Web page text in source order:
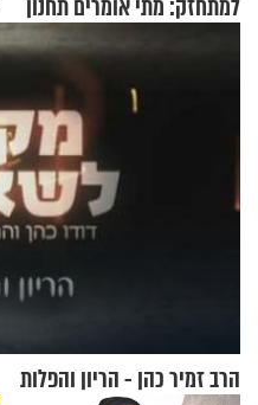
למתחזק: מתי אומרים תחנון
הרב זמיר כהן - הריון והפלות